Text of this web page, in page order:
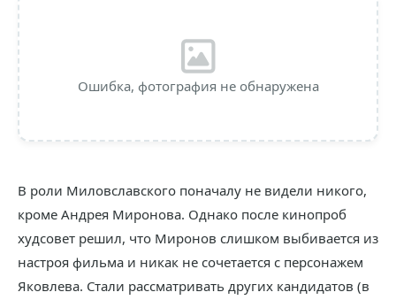
Ошибка, фотография не обнаружена
В роли Миловславского поначалу не видели никого,
кроме Андрея Миронова. Однако после кинопроб
худсовет решил, что Миронов слишком выбивается из
настроя фильма и никак не сочетается с персонажем
Яковлева. Стали рассматривать других кандидатов (в